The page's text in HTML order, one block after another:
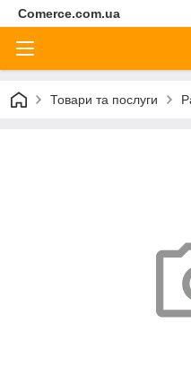
Comerce.com.ua
Товари та послуги